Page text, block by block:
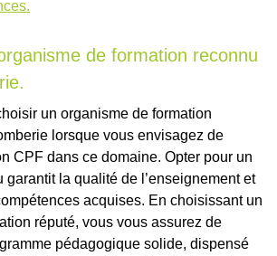
de formation reconnu
un organisme de formation
lorsque vous envisagez de
CPF dans ce domaine. Opter pour un
garantit la qualité de l’enseignement et
acquises. En choisissant un
réputé, vous vous assurez de
pédagogique solide, dispensé